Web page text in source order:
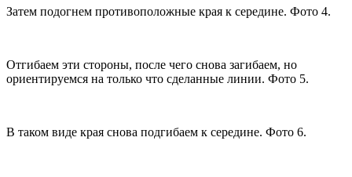
Затем подогнем противоположные края к середине. Фото 4.
Отгибаем эти стороны, после чего снова загибаем, но
ориентируемся на только что сделанные линии. Фото 5.
В таком виде края снова подгибаем к середине. Фото 6.